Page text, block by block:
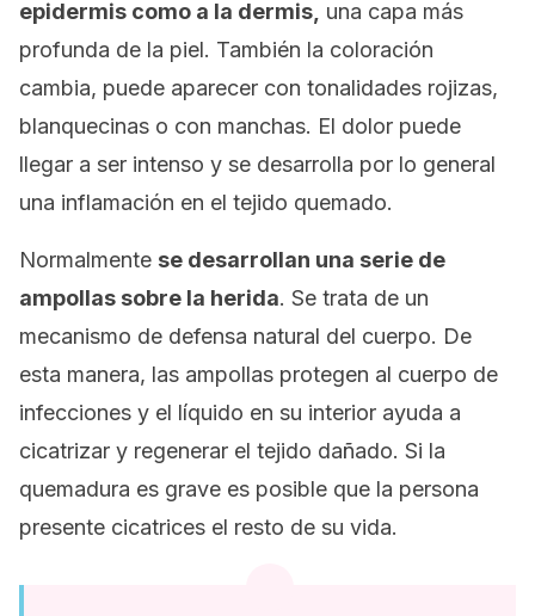
epidermis como a la dermis, una capa más
profunda de la piel. También la coloración
cambia, puede aparecer con tonalidades rojizas,
blanquecinas o con manchas. El dolor puede
llegar a ser intenso y se desarrolla por lo general
una inflamación en el tejido quemado.
Normalmente se desarrollan una serie de
ampollas sobre la herida. Se trata de un
mecanismo de defensa natural del cuerpo. De
esta manera, las ampollas protegen al cuerpo de
infecciones y el líquido en su interior ayuda a
cicatrizar y regenerar el tejido dañado. Si la
quemadura es grave es posible que la persona
presente cicatrices el resto de su vida.